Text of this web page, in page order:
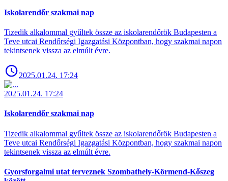
Iskolarendőr szakmai nap
Tizedik alkalommal gyűltek össze az iskolarendőrök Budapesten a
Teve utcai Rendőrségi Igazgatási Központban, hogy szakmai napon
tekintsenek vissza az elmúlt évre.
2025.01.24. 17:24
2025.01.24. 17:24
Iskolarendőr szakmai nap
Tizedik alkalommal gyűltek össze az iskolarendőrök Budapesten a
Teve utcai Rendőrségi Igazgatási Központban, hogy szakmai napon
tekintsenek vissza az elmúlt évre.
Gyorsforgalmi utat terveznek Szombathely-Körmend-Kőszeg